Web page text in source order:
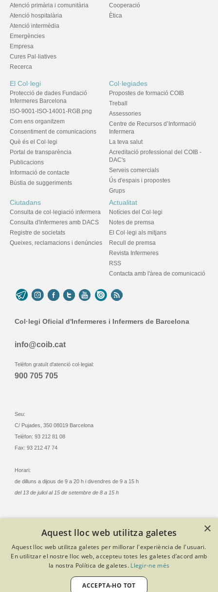
Atenció primària i comunitària
Atenció hospitalària
Atenció intermèdia
Emergències
Empresa
Cures Pal·liatives
Recerca
Cooperació
Ètica
El Col·legi
Protecció de dades Fundació
Infermeres Barcelona
ISO-9001-ISO-14001-RGB.png
Com ens organitzem
Consentiment de comunicacions
Què és el Col·legi
Portal de transparència
Publicacions
Informació de contacte
Bústia de suggeriments
Col·legiades
Propostes de formació COIB
Treball
Assessories
Centre de Recursos d’Informació
Infermera
La teva salut
Acreditació professional del COIB -
DAC's
Serveis comercials
Ús d'espais i propostes
Grups
Ciutadans
Consulta de col·legiació infermera
Consulta d'infermeres amb DACS
Registre de societats
Queixes, reclamacions i denúncies
Actualitat
Notícies del Col·legi
Notes de premsa
El Col·legi als mitjans
Recull de premsa
Revista Infermeres
RSS
Contacta amb l'àrea de comunicació
Col·legi Oficial d'Infermeres i Infermers de Barcelona
info@coib.cat
Telèfon gratuït d'atenció col·legial:
900 705 705
Seu:
C/ Pujades, 350 08019 Barcelona
Telèfon: 93 212 81 08
Fax: 93 212 47 74
Horari:
de dilluns a dijous de 9 a 20 h i divendres de 9 a 15 h
del 13 de juliol al 15 de setembre de 8 a 15 h
Criteris de privacitat
Política de cookies
Avís legal
Política de qualitat
Desenvolupat amb Softeng Portal Builder
×
Aquest lloc web utilitza galetes
Aquest lloc web utilitza galetes per millorar l'experiència de l'usuari.
En utilitzar el nostre lloc web, accepteu totes les galetes d’acord amb
la nostra Política de galetes. Llegir-ne més
ACCEPTA-HO TOT